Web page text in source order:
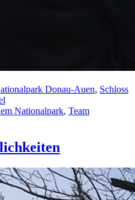
Donau-Auen, Schloss
Nationalpark, Team